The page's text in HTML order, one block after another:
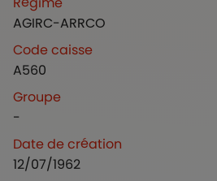
AGIRC-ARRCO
Code caisse
A560
Groupe
-
Date de création
12/07/1962